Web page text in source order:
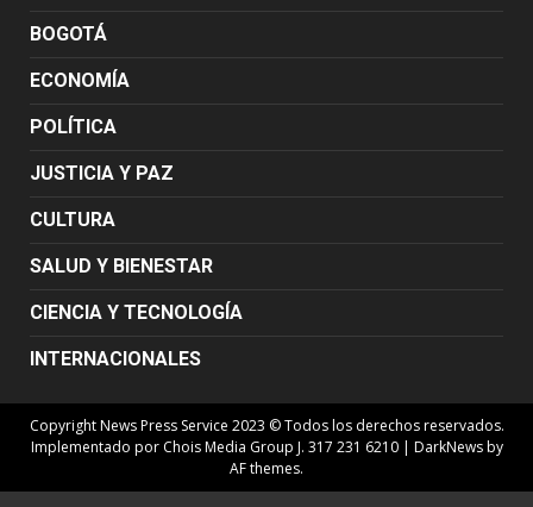
BOGOTÁ
ECONOMÍA
POLÍTICA
JUSTICIA Y PAZ
CULTURA
SALUD Y BIENESTAR
CIENCIA Y TECNOLOGÍA
INTERNACIONALES
Copyright News Press Service 2023 © Todos los derechos reservados.
Implementado por Chois Media Group J. 317 231 6210 | DarkNewsby
AF themes.